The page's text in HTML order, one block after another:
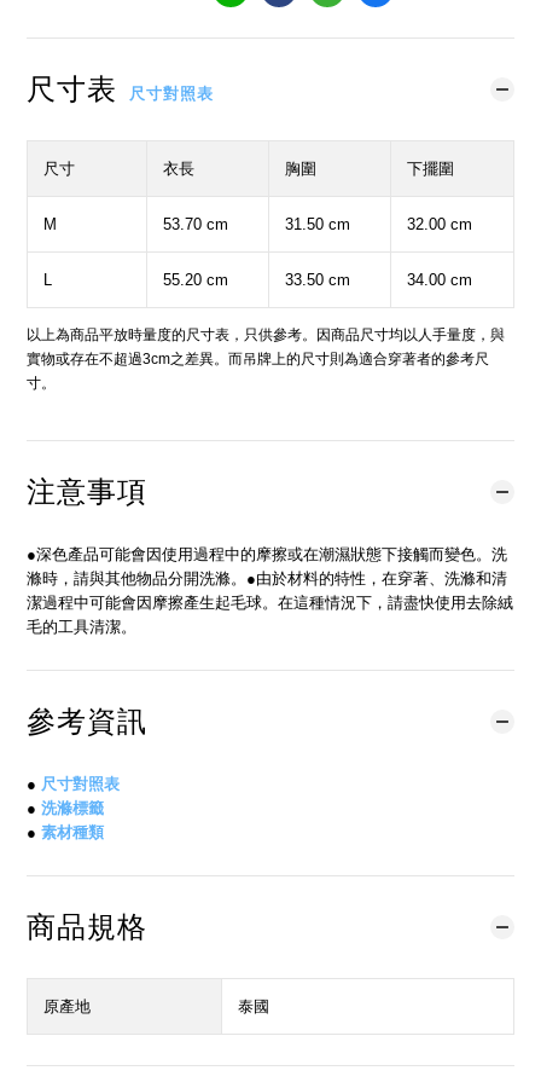
尺寸表 尺寸對照表
尺寸 衣長 胸圍 下擺圍
M 53.70 cm 31.50 cm 32.00 cm
L 55.20 cm 33.50 cm 34.00 cm
以上為商品平放時量度的尺寸表，只供參考。因商品尺寸均以人手量度，與
實物或存在不超過3cm之差異。而吊牌上的尺寸則為適合穿著者的參考尺
寸。
注意事項
●深色產品可能會因使用過程中的摩擦或在潮濕狀態下接觸而變色。洗
滌時，請與其他物品分開洗滌。●由於材料的特性，在穿著、洗滌和清
潔過程中可能會因摩擦產生起毛球。在這種情況下，請盡快使用去除絨
毛的工具清潔。
參考資訊
● 尺寸對照表
● 洗滌標籤
● 素材種類
商品規格
原產地 泰國